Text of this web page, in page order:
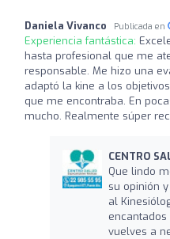
Daniela Vivanco Publicada en
Experiencia fantástica:
hasta profesional que me
responsable. Me hizo una
adaptó la kine a los
que me encontraba. En
mucho. Realmente súper
CENTRO
Que lindo
su opinión
al
vuelves a